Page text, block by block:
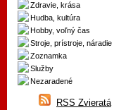
Zdravie, krása
Hudba, kultúra
Hobby, voľný čas
Stroje, prístroje, náradie
Zoznamka
Služby
Nezaradené
RSS Zvieratá